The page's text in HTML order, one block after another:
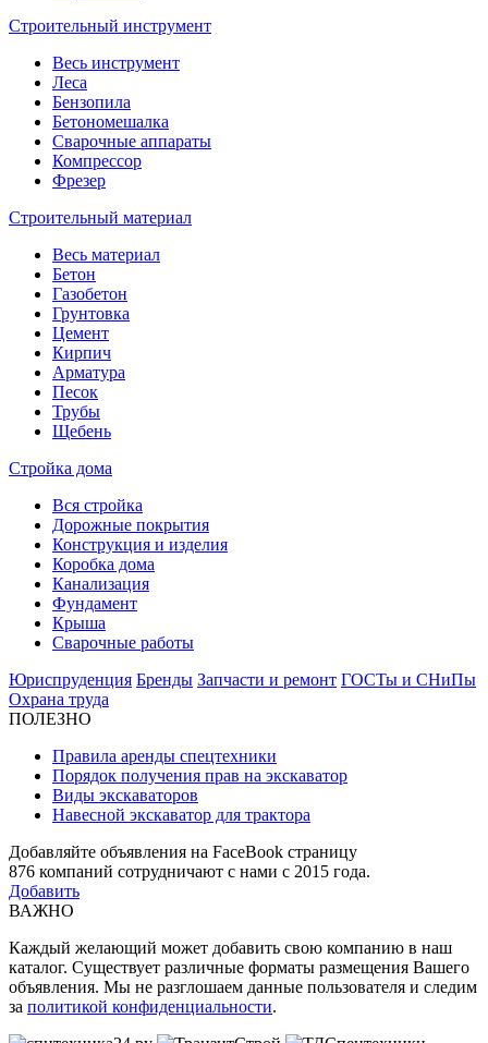
Строительный инструмент
Весь инструмент
Леса
Бензопила
Бетономешалка
Сварочные аппараты
Компрессор
Фрезер
Строительный материал
Весь материал
Бетон
Газобетон
Грунтовка
Цемент
Кирпич
Арматура
Песок
Трубы
Щебень
Стройка дома
Вся стройка
Дорожные покрытия
Конструкция и изделия
Коробка дома
Канализация
Фундамент
Крыша
Сварочные работы
Юриспруденция Бренды Запчасти и ремонт ГОСТы и СНиПы
Охрана труда
ПОЛЕЗНО
Правила аренды спецтехники
Порядок получения прав на экскаватор
Виды экскаваторов
Навесной экскаватор для трактора
Добавляйте объявления на FaceBook страницу
876 компаний сотрудничают с нами с 2015 года.
Добавить
ВАЖНО
Каждый желающий может добавить свою компанию в наш
каталог. Существует различные форматы размещения Вашего
объявления. Мы не разглошаем данные пользователя и следим
за политикой конфиденциальности.